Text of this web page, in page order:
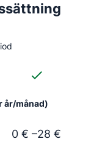
år/månad)
0 € –28 €